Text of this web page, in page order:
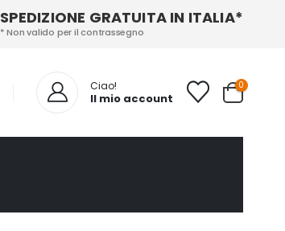
SPEDIZIONE GRATUITA IN ITALIA*
* Non valido per il contrassegno
Ciao!
Il mio account
0